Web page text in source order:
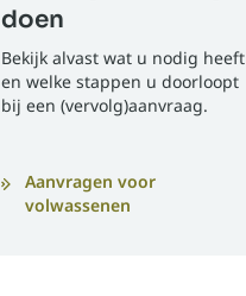
doen
Bekijk alvast wat u nodig heeft
en welke stappen u doorloopt
bij een (vervolg)aanvraag.
Aanvragen voor
volwassenen